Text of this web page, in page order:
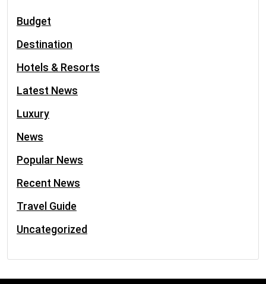
Budget
Destination
Hotels & Resorts
Latest News
Luxury
News
Popular News
Recent News
Travel Guide
Uncategorized